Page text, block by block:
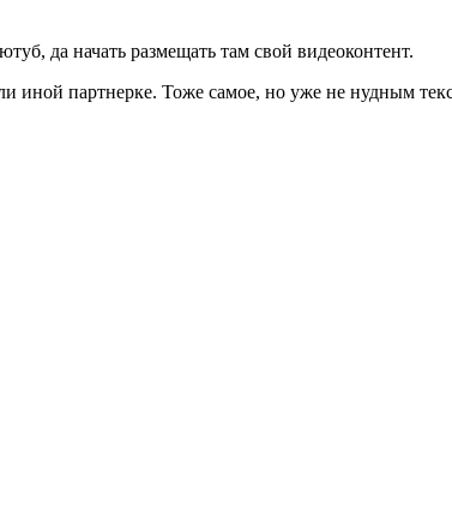
да начать размещать там свой видеоконтент.
партнерке. Тоже самое, но уже не нудным